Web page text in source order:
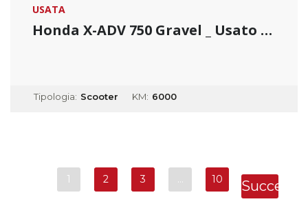
USATA
Honda X-ADV 750 Gravel _ Usato Permutabile.....
Tipologia: Scooter KM: 6000
1 2 3 … 10